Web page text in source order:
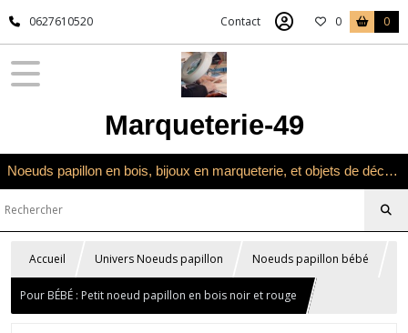
0627610520 Contact 0 0
Marqueterie-49
Noeuds papillon en bois, bijoux en marqueterie, et objets de décoration en marqueterie bois
Accueil Univers Noeuds papillon Noeuds papillon bébé
Pour BÉBÉ : Petit noeud papillon en bois noir et rouge